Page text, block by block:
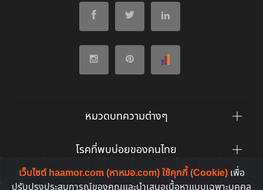
เว็บไซต์ haamor.com (หาหมอ.com) ใช้คุกกี้ (Cookie) เพื่อ
หมวดบทความต่างๆ
โรคที่พบบ่อยของคนไทย
ยาที่คนไทยค้นหาบ่อย